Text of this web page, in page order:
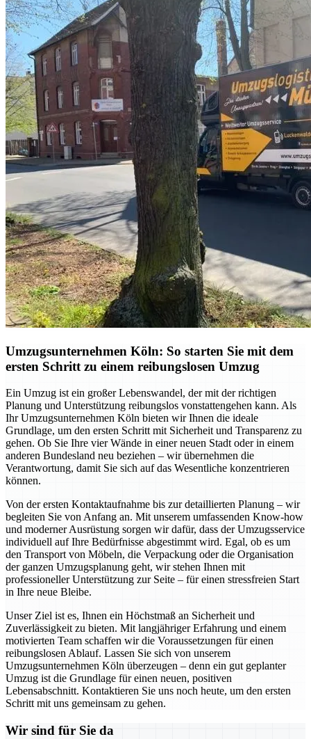
Umzugsunternehmen Köln: So starten Sie mit dem
ersten Schritt zu einem reibungslosen Umzug
Ein Umzug ist ein großer Lebenswandel, der mit der richtigen
Planung und Unterstützung reibungslos vonstattengehen kann. Als
Ihr Umzugsunternehmen Köln bieten wir Ihnen die ideale
Grundlage, um den ersten Schritt mit Sicherheit und Transparenz zu
gehen. Ob Sie Ihre vier Wände in einer neuen Stadt oder in einem
anderen Bundesland neu beziehen – wir übernehmen die
Verantwortung, damit Sie sich auf das Wesentliche konzentrieren
können.
Von der ersten Kontaktaufnahme bis zur detaillierten Planung – wir
begleiten Sie von Anfang an. Mit unserem umfassenden Know-how
und moderner Ausrüstung sorgen wir dafür, dass der Umzugsservice
individuell auf Ihre Bedürfnisse abgestimmt wird. Egal, ob es um
den Transport von Möbeln, die Verpackung oder die Organisation
der ganzen Umzugsplanung geht, wir stehen Ihnen mit
professioneller Unterstützung zur Seite – für einen stressfreien Start
in Ihre neue Bleibe.
Unser Ziel ist es, Ihnen ein Höchstmaß an Sicherheit und
Zuverlässigkeit zu bieten. Mit langjähriger Erfahrung und einem
motivierten Team schaffen wir die Voraussetzungen für einen
reibungslosen Ablauf. Lassen Sie sich von unserem
Umzugsunternehmen Köln überzeugen – denn ein gut geplanter
Umzug ist die Grundlage für einen neuen, positiven
Lebensabschnitt. Kontaktieren Sie uns noch heute, um den ersten
Schritt mit uns gemeinsam zu gehen.
Wir sind für Sie da